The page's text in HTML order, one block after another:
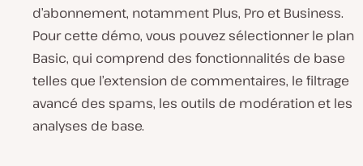
d’abonnement, notamment Plus, Pro et Business.
Pour cette démo, vous pouvez sélectionner le plan
Basic, qui comprend des fonctionnalités de base
telles que l’extension de commentaires, le filtrage
avancé des spams, les outils de modération et les
analyses de base.